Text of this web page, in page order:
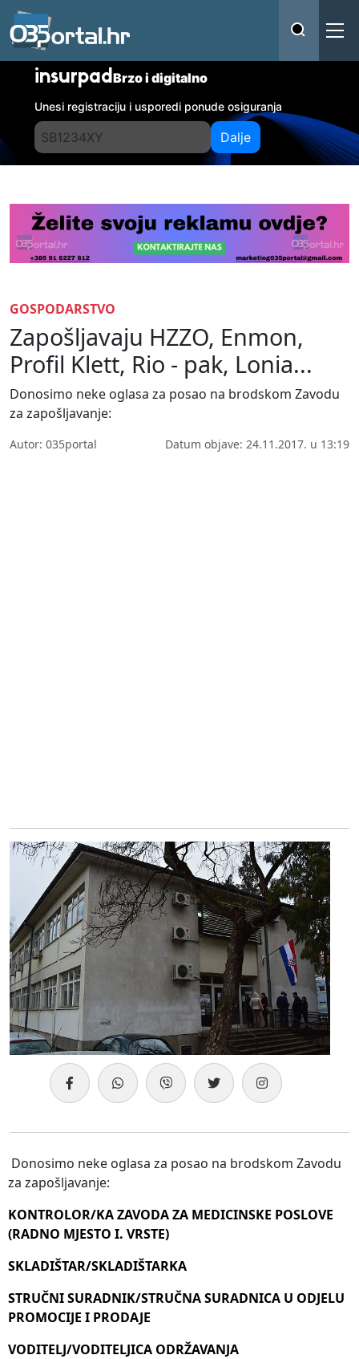
insurpadBrzo i digitalno
Unesi registraciju i usporedi ponude osiguranja
Dalje
GOSPODARSTVO
Zapošljavaju HZZO, Enmon,
Profil Klett, Rio - pak, Lonia...
Donosimo neke oglasa za posao na brodskom Zavodu
za zapošljavanje:
Autor: 035portal Datum objave: 24.11.2017. u 13:19
Donosimo neke oglasa za posao na brodskom Zavodu
za zapošljavanje:
KONTROLOR/KA ZAVODA ZA MEDICINSKE POSLOVE
(RADNO MJESTO I. VRSTE)
SKLADIŠTAR/SKLADIŠTARKA
STRUČNI SURADNIK/STRUČNA SURADNICA U ODJELU
PROMOCIJE I PRODAJE
VODITELJ/VODITELJICA ODRŽAVANJA